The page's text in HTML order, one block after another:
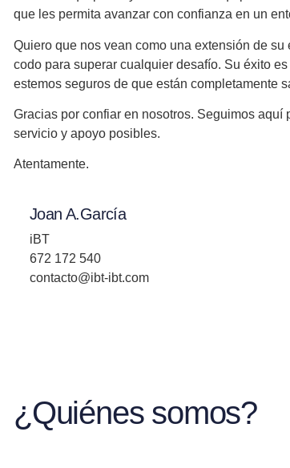
que les permita avanzar con confianza en un
Quiero que nos vean como una extensión de su
codo para superar cualquier desafío. Su éxito
estemos seguros de que están completamente
Gracias por confiar en nosotros. Seguimos
servicio y apoyo posibles.
Atentamente.
Joan A.García
iBT
672 172 540
contacto@ibt-ibt.com
¿Quiénes somos?